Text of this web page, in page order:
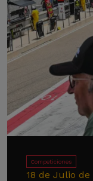
Competiciones
18 de Julio de